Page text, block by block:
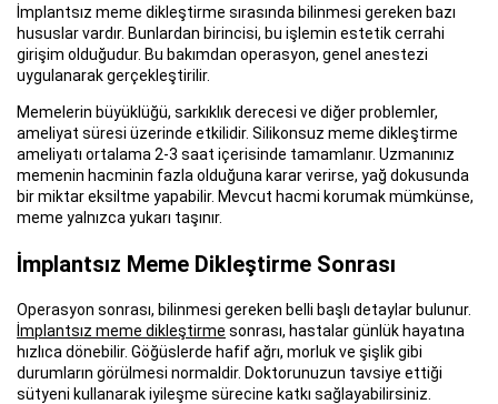
İmplantsız meme dikleştirme sırasında bilinmesi gereken bazı
hususlar vardır. Bunlardan birincisi, bu işlemin estetik cerrahi
girişim olduğudur. Bu bakımdan operasyon, genel anestezi
uygulanarak gerçekleştirilir.
Memelerin büyüklüğü, sarkıklık derecesi ve diğer problemler,
ameliyat süresi üzerinde etkilidir. Silikonsuz meme dikleştirme
ameliyatı ortalama 2-3 saat içerisinde tamamlanır. Uzmanınız
memenin hacminin fazla olduğuna karar verirse, yağ dokusunda
bir miktar eksiltme yapabilir. Mevcut hacmi korumak mümkünse,
meme yalnızca yukarı taşınır.
İmplantsız Meme Dikleştirme Sonrası
Operasyon sonrası, bilinmesi gereken belli başlı detaylar bulunur.
İmplantsız meme dikleştirme sonrası, hastalar günlük hayatına
hızlıca dönebilir. Göğüslerde hafif ağrı, morluk ve şişlik gibi
durumların görülmesi normaldir. Doktorunuzun tavsiye ettiği
sütyeni kullanarak iyileşme sürecine katkı sağlayabilirsiniz.